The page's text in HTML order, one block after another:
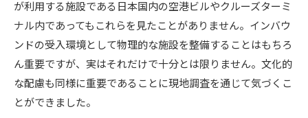
が利用する施設である日本国内の空港ビルやクルーズターミ
ナル内であってもこれらを見たことがありません。インバウ
ンドの受入環境として物理的な施設を整備することはもちろ
ん重要ですが、実はそれだけで十分とは限りません。文化的
な配慮も同様に重要であることに現地調査を通じて気づくこ
とができました。